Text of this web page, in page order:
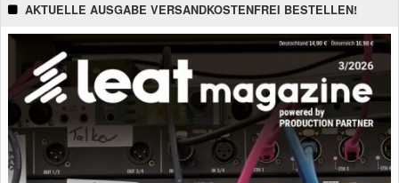
AKTUELLE AUSGABE VERSANDKOSTENFREI BESTELLEN!